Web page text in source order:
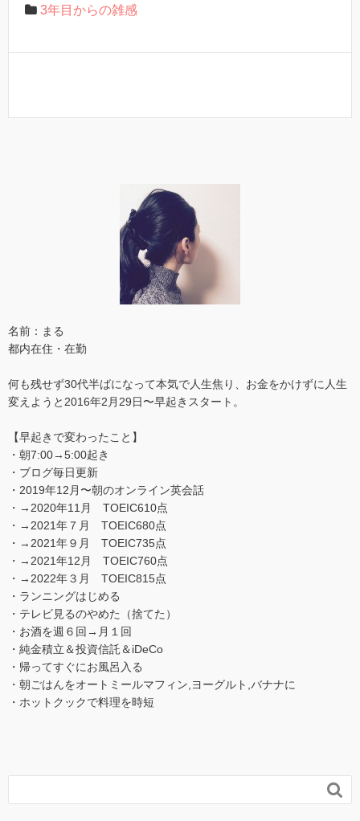
3年目からの雑感
名前：まる
都内在住・在勤
何も残せず30代半ばになって本気で人生焦り、お金をかけずに人生
変えようと2016年2月29日〜早起きスタート。
【早起きで変わったこと】
・朝7:00→5:00起き
・ブログ毎日更新
・2019年12月〜朝のオンライン英会話
・→2020年11月 TOEIC610点
・→2021年７月 TOEIC680点
・→2021年９月 TOEIC735点
・→2021年12月 TOEIC760点
・→2022年３月 TOEIC815点
・ランニングはじめる
・テレビ見るのやめた（捨てた）
・お酒を週６回→月１回
・純金積立＆投資信託＆iDeCo
・帰ってすぐにお風呂入る
・朝ごはんをオートミールマフィン,ヨーグルト,バナナに
・ホットクックで料理を時短
